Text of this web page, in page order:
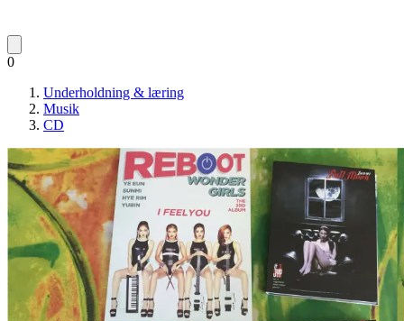
0
Underholdning & læring
Musik
CD